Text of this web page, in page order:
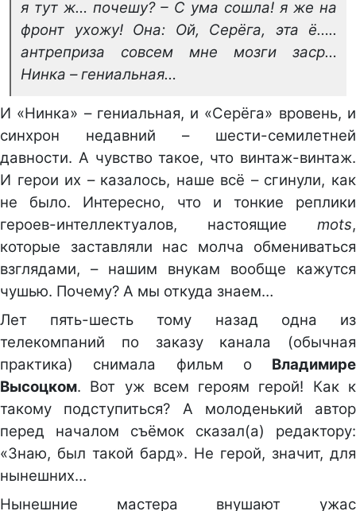
я тут ж… почешу? – С ума сошла! я же на
фронт ухожу! Она: Ой, Серёга, эта ё…..
антреприза совсем мне мозги заср…
Нинка – гениальная…
И «Нинка» – гениальная, и «Серёга» вровень, и
синхрон недавний – шести-семилетней
давности. А чувство такое, что винтаж-винтаж.
И герои их – казалось, наше всё – сгинули, как
не было. Интересно, что и тонкие реплики
героев-интеллектуалов, настоящие mots,
которые заставляли нас молча обмениваться
взглядами, – нашим внукам вообще кажутся
чушью. Почему? А мы откуда знаем…
Лет пять-шесть тому назад одна из
телекомпаний по заказу канала (обычная
практика) снимала фильм о Владимире
Высоцком. Вот уж всем героям герой! Как к
такому подступиться? А молоденький автор
перед началом съёмок сказал(а) редактору:
«Знаю, был такой бард». Не герой, значит, для
нынешних…
Нынешние мастера внушают ужас